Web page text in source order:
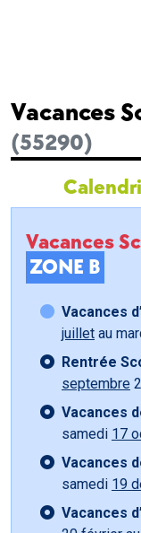
Vacances
(55290)
Vacances
ZONE B
Vacances
juillet au
Rentrée
septembre
Vacances
samedi 17
Vacances
samedi 19
Vacances